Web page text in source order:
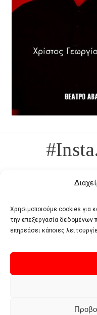
Χρησιμοποιούμε cookies για
την επεξεργασία δεδομένων
επηρεάσει κάποιες
Πολυτέλεια δεν είναι το
Terms of use